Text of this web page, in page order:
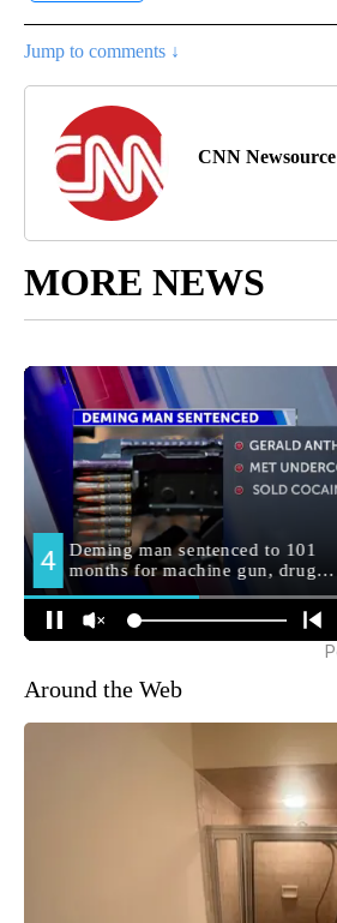
Jump to comments ↓
CNN Newsource
MORE NEWS
Around the Web